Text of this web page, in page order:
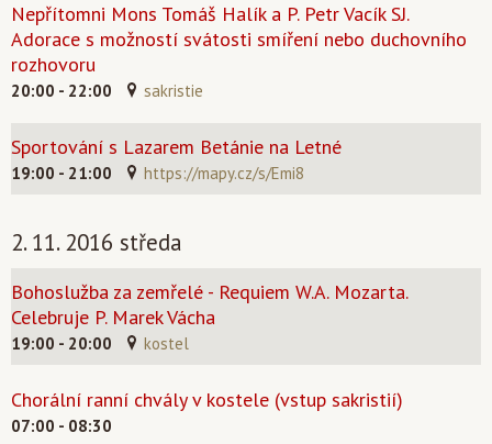
Nepřítomni Mons Tomáš Halík a P. Petr Vacík SJ.
Adorace s možností svátosti smíření nebo duchovního
rozhovoru
20:00 - 22:00 sakristie
Sportování s Lazarem Betánie na Letné
19:00 - 21:00 https://mapy.cz/s/Emi8
2. 11. 2016 středa
Bohoslužba za zemřelé - Requiem W.A. Mozarta.
Celebruje P. Marek Vácha
19:00 - 20:00 kostel
Chorální ranní chvály v kostele (vstup sakristií)
07:00 - 08:30